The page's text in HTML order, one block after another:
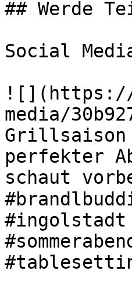
## Werde
Social
![](https://
media/
Grillsaison
perfekter
schaut
#ingolstadt